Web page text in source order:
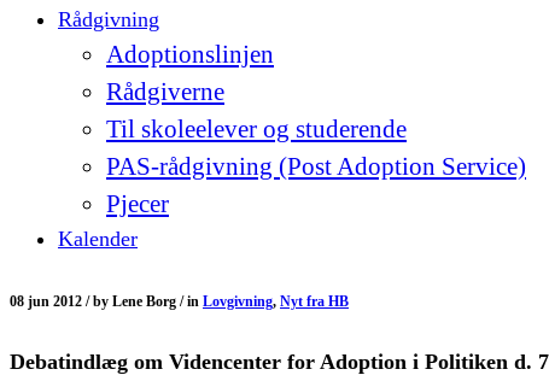
Rådgivning
Adoptionslinjen
Rådgiverne
Til skoleelever og studerende
PAS-rådgivning (Post Adoption Service)
Pjecer
Kalender
08 jun 2012 /by Lene Borg /in Lovgivning, Nyt fra HB
Debatindlæg om Videncenter for Adoption i Politiken d.